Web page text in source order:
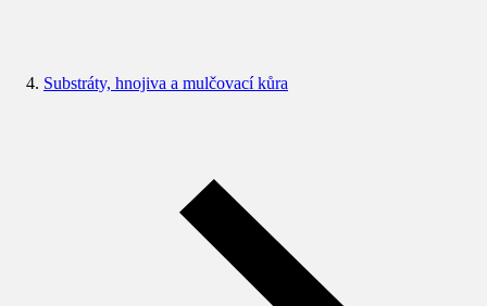
Substráty, hnojiva a mulčovací kůra